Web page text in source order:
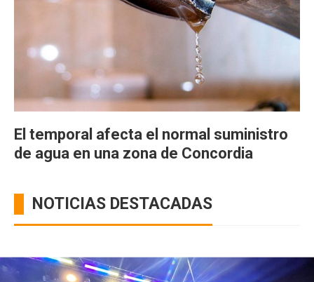
El temporal afecta el normal suministro
de agua en una zona de Concordia
NOTICIAS DESTACADAS